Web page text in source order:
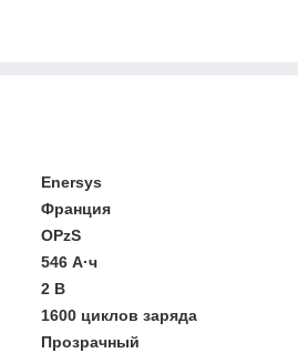
Enersys
Франция
OPzS
546 А·ч
2 В
1600 циклов заряда
Прозрачный